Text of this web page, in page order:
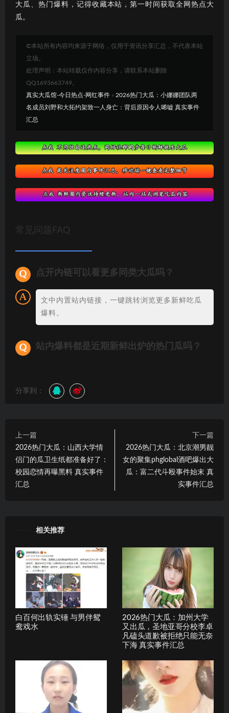
大瓜、热门爆料，记得收藏本站，第一时间获取全网热点大
瓜。
©本站所有内容均来源于网络，仅用于资讯分享汇总，不代表本站
立场。
处理声明：本站转载仅作内容分享，请联系本站删除
QQ1693663749。
真实大瓜馆-今日热点-网红事件 » 2026热门大瓜：小娜娜团队两
名成员刘野和大拓约架致一人身亡：背后原因令人唏嘘 真实事件
汇总
常见问题FAQ
点开内链可以看更多同类大瓜吗？
文中内置站内链接，一键跳转浏览更多新鲜吃瓜
爆料。
站内爆料都是近期新鲜出炉的热门瓜吗？
分享到：
上一篇
2026热门大瓜：山西大学情
侣门的瓜卫生纸都准备好了：
校园恋情再曝黑料 真实事件
汇总
下一篇
2026热门大瓜：北京潮男靓
女的聚集phglobal酒吧爆出大
瓜：富二代斗殴事件始末 真
实事件汇总
相关推荐
白百何出轨实锤 与男伴鸳
鸯戏水
2026热门大瓜：加州大学
又出瓜，圣地亚哥分校李卓
凡磕头道歉被拒绝只能无奈
下海 真实事件汇总